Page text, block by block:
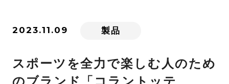
2023.11.09 製品
スポーツを全力で楽しむ人のため